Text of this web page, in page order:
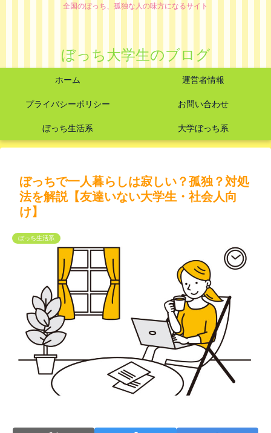
全国のぼっち、孤独な人の味方になるサイト
ぼっち大学生のブログ
ホーム 運営者情報
プライバシーポリシー お問い合わせ
ぼっち生活系 大学ぼっち系
ぼっちで一人暮らしは寂しい？孤独？対処
法を解説【友達いない大学生・社会人向
け】
ぼっち生活系